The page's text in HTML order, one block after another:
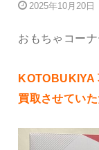
2025年10月20日
おもちゃコー
買取させてい